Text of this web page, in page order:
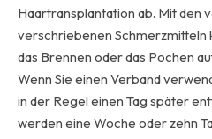
Haartransplantation ab. Mit den
verschriebenen Schmerzmitteln
das Brennen oder das Pochen
Wenn Sie einen Verband
in der Regel einen Tag später
werden eine Woche oder zehn